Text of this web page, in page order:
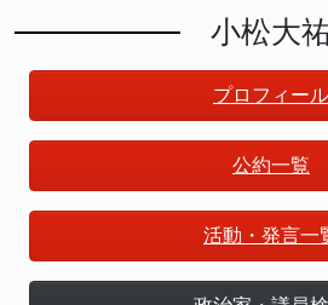
小松大
プロフィール
公約一覧
活動・発言一